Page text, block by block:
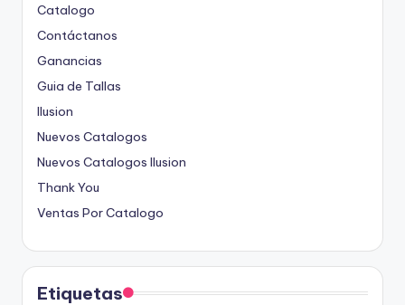
Catalogo
Contáctanos
Ganancias
Guia de Tallas
Ilusion
Nuevos Catalogos
Nuevos Catalogos Ilusion
Thank You
Ventas Por Catalogo
Etiquetas